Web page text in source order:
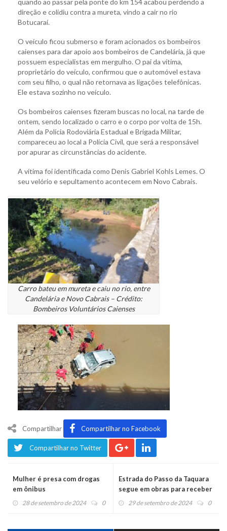
direção e colidiu contra a mureta, vindo a cair no rio
Botucaraí.
O veículo ficou submerso e foram acionados os bombeiros
caienses para dar apoio aos bombeiros de Candelária, já que
possuem especialistas em mergulho. O pai da vítima,
proprietário do veículo, confirmou que o automóvel estava
com seu filho, o qual não retornava as ligações telefônicas.
Ele estava sozinho no veículo.
Os bombeiros caienses fizeram buscas no local, na tarde de
ontem, sendo localizado o carro e o corpo por volta de 15h.
Além da Polícia Rodoviária Estadual e Brigada Militar,
compareceu ao local a Polícia Civil, que será a responsável
por apurar as circunstâncias do acidente.
A vítima foi identificada como Denis Gabriel Kohls Lemes. O
seu velório e sepultamento acontecem em Novo Cabrais.
Carro bateu em mureta e caiu no rio, entre
Candelária e Novo Cabrais – Crédito:
Bombeiros Voluntários Caienses
Compartilhar Compartilhar no Facebook
Compartilhar no Twitter
Mulher é presa com drogas
em ônibus
28 de setembro de 2024 0
Estrada do Passo da Taquara
segue em obras para receber
asfalto
29 de setembro de 2024 0